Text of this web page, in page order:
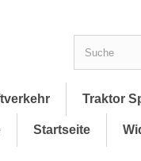
Traktor
Startseite